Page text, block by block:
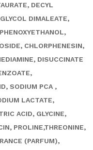
DECYL
DIMALEATE,
CHLORPHENESIN,
DISUCCINATE
SODIUM PCA ,
LACTATE,
ACID, GLYCINE,
PROLINE,THREONINE,
(PARFUM),